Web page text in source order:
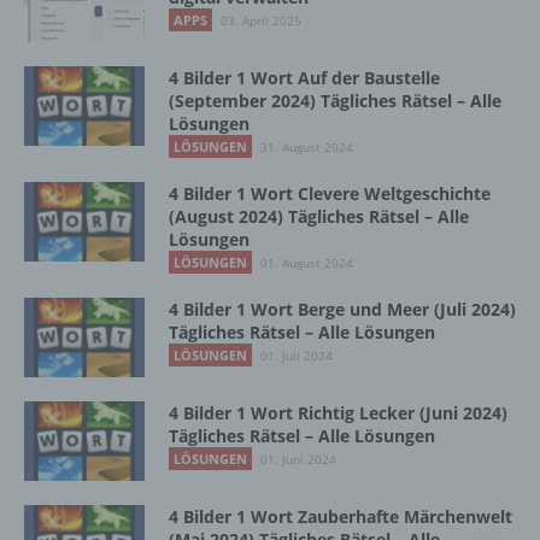
APPS 03. April 2025
4 Bilder 1 Wort Auf der Baustelle
(September 2024) Tägliches Rätsel – Alle
Lösungen
LÖSUNGEN 31. August 2024
4 Bilder 1 Wort Clevere Weltgeschichte
(August 2024) Tägliches Rätsel – Alle
Lösungen
LÖSUNGEN 01. August 2024
4 Bilder 1 Wort Berge und Meer (Juli 2024)
Tägliches Rätsel – Alle Lösungen
LÖSUNGEN 01. Juli 2024
4 Bilder 1 Wort Richtig Lecker (Juni 2024)
Tägliches Rätsel – Alle Lösungen
LÖSUNGEN 01. Juni 2024
4 Bilder 1 Wort Zauberhafte Märchenwelt
Zusammenhang mit personenbezogenen
Organisation, das Ordnen, die Speicherung,
die Anpassung oder Veränderung, das
Auslesen, das Abfragen, die Verwendung,
die Offenlegung durch Übermittlung,
Bereitstellung, den Abgleich oder die
Verknüpfung, die Einschränkung, das
Löschen oder die Vernichtung.
d) Einschränkung der Verarbeitung
Einschränkung der Verarbeitung ist die
Markierung gespeicherter
personenbezogener Daten mit dem Ziel, ihre
künftige Verarbeitung einzuschränken.
e) Profiling